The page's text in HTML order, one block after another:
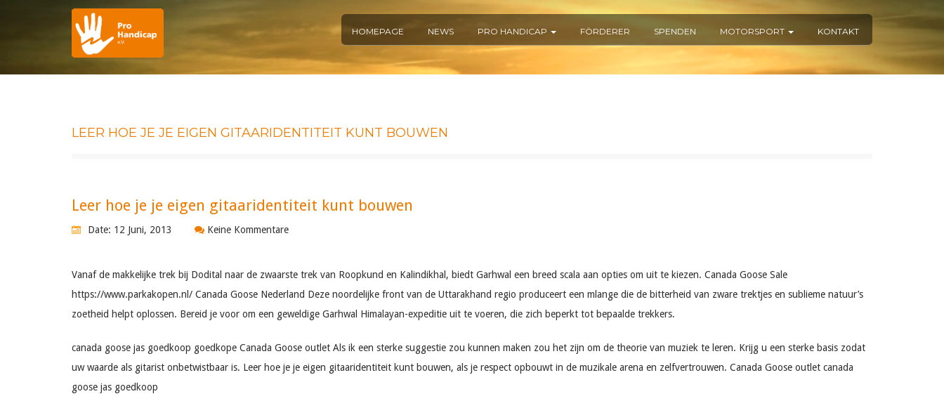
HOMEPAGE NEWS PRO HANDICAP FÖRDERER SPENDEN MOTORSPORT KONTAKT
LEER HOE JE JE EIGEN GITAARIDENTITEIT KUNT BOUWEN
Leer hoe je je eigen gitaaridentiteit kunt bouwen
Date: 12 Juni, 2013 Keine Kommentare
Vanaf de makkelijke trek bij Dodital naar de zwaarste trek van Roopkund en Kalindikhal, biedt Garhwal een breed scala aan opties om uit te kiezen. Canada Goose Sale
https://www.parkakopen.nl/ Canada Goose Nederland Deze noordelijke front van de Uttarakhand regio produceert een mlange die de bitterheid van zware trektjes en sublieme natuur’s
zoetheid helpt oplossen. Bereid je voor om een ​​geweldige Garhwal Himalayan-expeditie uit te voeren, die zich beperkt tot bepaalde trekkers.
canada goose jas goedkoop goedkope Canada Goose outlet Als ik een sterke suggestie zou kunnen maken zou het zijn om de theorie van muziek te leren. Krijg u een sterke basis zodat
uw waarde als gitarist onbetwistbaar is. Leer hoe je je eigen gitaaridentiteit kunt bouwen, als je respect opbouwt in de muzikale arena en zelfvertrouwen. Canada Goose outlet canada
goose jas goedkoop